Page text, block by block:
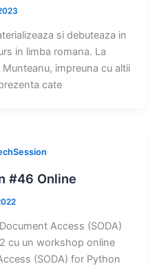
si debuteaza in
in limba romana. La
impreuna cu altii
cate
#46 Online
Access (SODA)
cu un workshop online
(SODA) for Python